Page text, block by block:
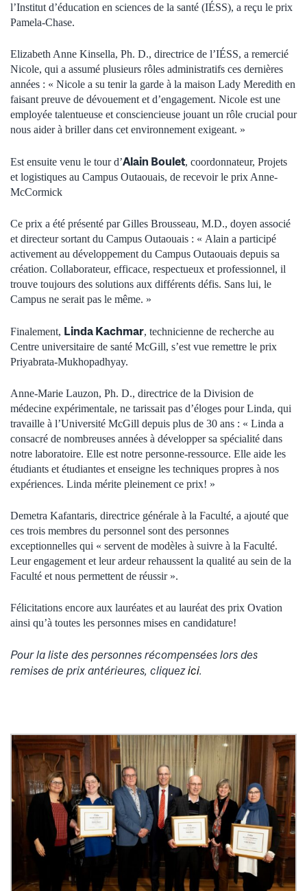
l’Institut d’éducation en sciences de la santé (IÉSS), a reçu le prix
Pamela-Chase.
Elizabeth Anne Kinsella, Ph. D., directrice de l’IÉSS, a remercié
Nicole, qui a assumé plusieurs rôles administratifs ces dernières
années : « Nicole a su tenir la garde à la maison Lady Meredith en
faisant preuve de dévouement et d’engagement. Nicole est une
employée talentueuse et consciencieuse jouant un rôle crucial pour
nous aider à briller dans cet environnement exigeant. »
Est ensuite venu le tour d’Alain Boulet, coordonnateur, Projets
et logistiques au Campus Outaouais, de recevoir le prix Anne-
McCormick
Ce prix a été présenté par Gilles Brousseau, M.D., doyen associé
et directeur sortant du Campus Outaouais : « Alain a participé
activement au développement du Campus Outaouais depuis sa
création. Collaborateur, efficace, respectueux et professionnel, il
trouve toujours des solutions aux différents défis. Sans lui, le
Campus ne serait pas le même. »
Finalement, Linda Kachmar, technicienne de recherche au
Centre universitaire de santé McGill, s’est vue remettre le prix
Priyabrata-Mukhopadhyay.
Anne-Marie Lauzon, Ph. D., directrice de la Division de
médecine expérimentale, ne tarissait pas d’éloges pour Linda, qui
travaille à l’Université McGill depuis plus de 30 ans : « Linda a
consacré de nombreuses années à développer sa spécialité dans
notre laboratoire. Elle est notre personne-ressource. Elle aide les
étudiants et étudiantes et enseigne les techniques propres à nos
expériences. Linda mérite pleinement ce prix! »
Demetra Kafantaris, directrice générale à la Faculté, a ajouté que
ces trois membres du personnel sont des personnes
exceptionnelles qui « servent de modèles à suivre à la Faculté.
Leur engagement et leur ardeur rehaussent la qualité au sein de la
Faculté et nous permettent de réussir ».
Félicitations encore aux lauréates et au lauréat des prix Ovation
ainsi qu’à toutes les personnes mises en candidature!
Pour la liste des personnes récompensées lors des
remises de prix antérieures, cliquezici.